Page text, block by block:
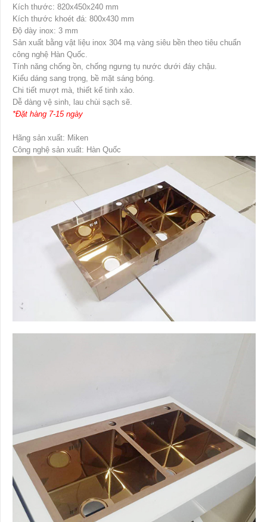
Kích thước: 820x450x240 mm
Kích thước khoét đá: 800x430 mm
Độ dày inox: 3 mm
Sản xuất bằng vật liệu inox 304 mạ vàng siêu bền theo tiêu chuẩn
công nghệ Hàn Quốc.
Tính năng chống ồn, chống ngưng tụ nước dưới đáy chậu.
Kiểu dáng sang trọng, bề mặt sáng bóng.
Chi tiết mượt mà, thiết kế tinh xảo.
Dễ dàng vệ sinh, lau chùi sạch sẽ.
*Đặt hàng 7-15 ngày
Hãng sản xuất: Miken
Công nghệ sản xuất: Hàn Quốc